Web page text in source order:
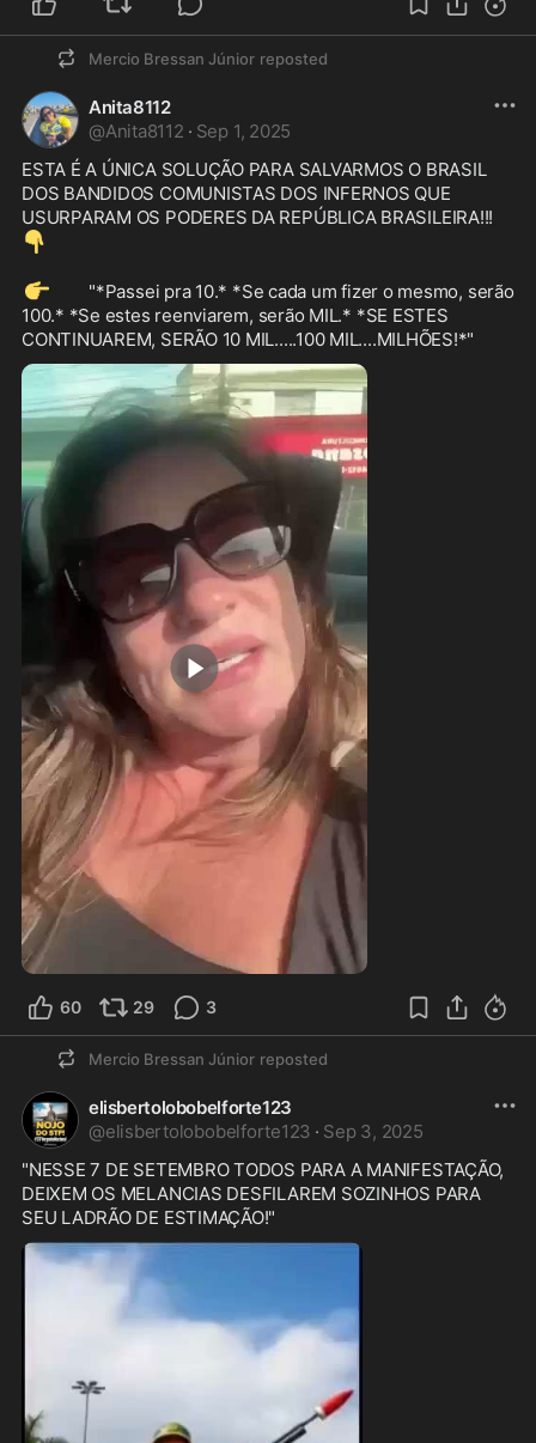
Mercio Bressan Júnior reposted
Anita8112
@Anita8112 · Sep 1, 2025
ESTA É A ÚNICA SOLUÇÃO PARA SALVARMOS O BRASIL
DOS BANDIDOS COMUNISTAS DOS INFERNOS QUE
USURPARAM OS PODERES DA REPÚBLICA BRASILEIRA!!!
👇
👉
        "*Passei pra 10.* *Se cada um fizer o mesmo, serão
100.* *Se estes reenviarem, serão MIL.* *SE ESTES
CONTINUAREM, SERÃO 10 MIL.....100 MIL....MILHÕES!*"
1:28
60 29 3
Mercio Bressan Júnior reposted
elisbertolobobelforte123
@elisbertolobobelforte123 · Sep 3, 2025
"NESSE 7 DE SETEMBRO TODOS PARA A MANIFESTAÇÃO,
DEIXEM OS MELANCIAS DESFILAREM SOZINHOS PARA
SEU LADRÃO DE ESTIMAÇÃO!"